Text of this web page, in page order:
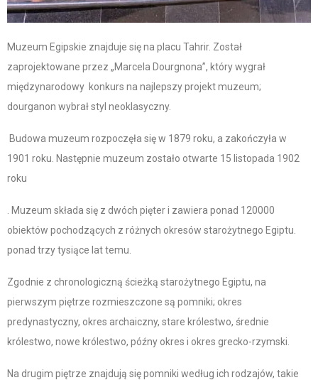
Muzeum Egipskie znajduje się na placu Tahrir. Został
zaprojektowane przez „Marcela Dourgnona”, który wygrał
międzynarodowy konkurs na najlepszy projekt muzeum;
dourganon wybrał styl neoklasyczny.
Budowa muzeum rozpoczęła się w 1879 roku, a zakończyła w
1901 roku. Następnie muzeum zostało otwarte 15 listopada 1902
roku
. Muzeum składa się z dwóch pięter i zawiera ponad 120000
obiektów pochodzących z różnych okresów starożytnego Egiptu.
ponad trzy tysiące lat temu.
Zgodnie z chronologiczną ścieżką starożytnego Egiptu, na
pierwszym piętrze rozmieszczone są pomniki; okres
predynastyczny, okres archaiczny, stare królestwo, średnie
królestwo, nowe królestwo, późny okres i okres grecko-rzymski.
Na drugim piętrze znajdują się pomniki według ich rodzajów, takie